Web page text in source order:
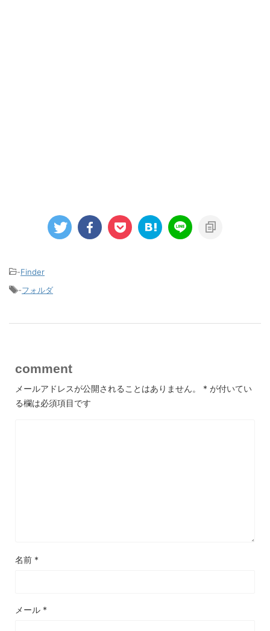
-Finder
-フォルダ
comment
メールアドレスが公開されることはありません。 * が付いてい
る欄は必須項目です
名前 *
メール *